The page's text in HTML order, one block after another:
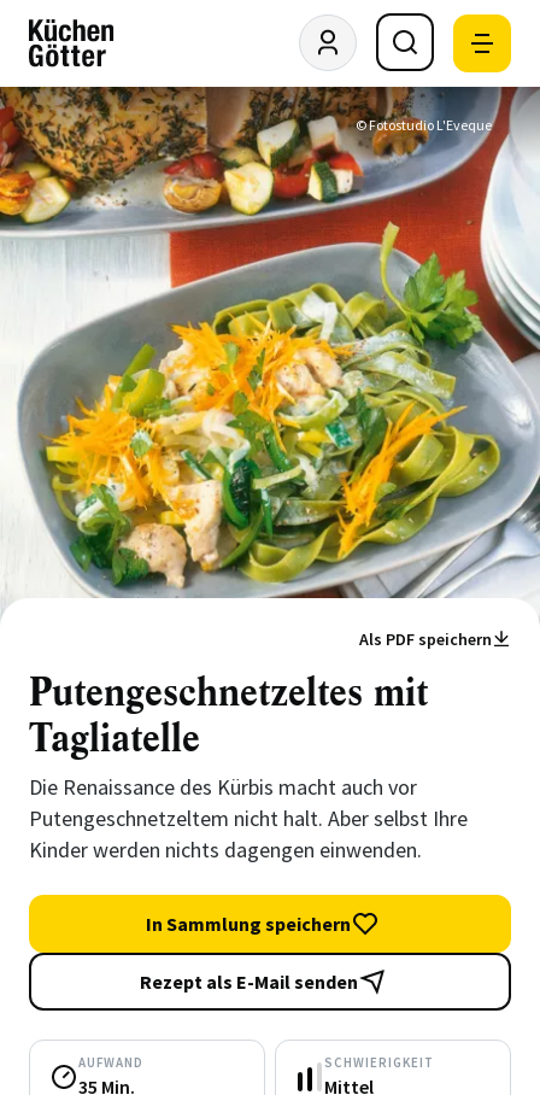
© Fotostudio L'Eveque
Als PDF speichern
Putengeschnetzeltes mit
Tagliatelle
Die Renaissance des Kürbis macht auch vor
Putengeschnetzeltem nicht halt. Aber selbst Ihre
Kinder werden nichts dagengen einwenden.
In Sammlung speichern
Rezept als E-Mail senden
AUFWAND
35 Min.
SCHWIERIGKEIT
Mittel